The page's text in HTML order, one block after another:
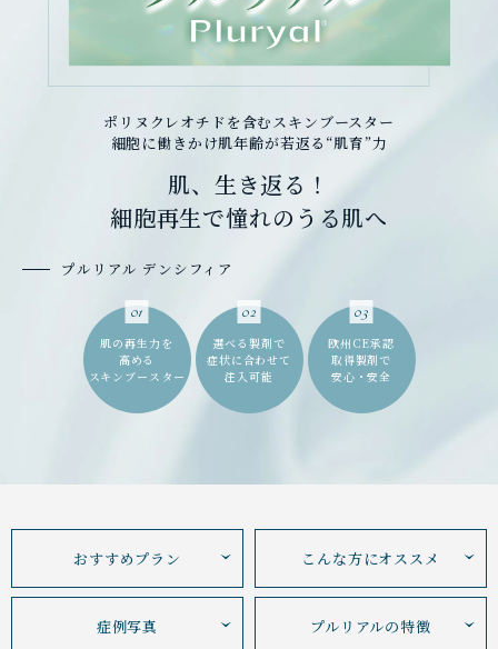
ポリヌクレオチドを含むスキンブースター
細胞に働きかけ肌年齢が若返る“肌育”力
肌、生き返る！
細胞再生で憧れのうる肌へ
プルリアル デンシフィア
01
肌の再生力を
高める
スキンブースター
02
選べる製剤で
症状に合わせて
注入可能
03
欧州CE承認
取得製剤で
安心・安全
おすすめプラン こんな方にオススメ
症例写真 プルリアルの特徴